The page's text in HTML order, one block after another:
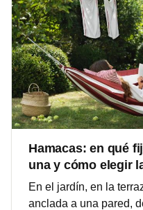
Hamacas: en qué
una y cómo elegir
En el jardín, en la
anclada a una pared,